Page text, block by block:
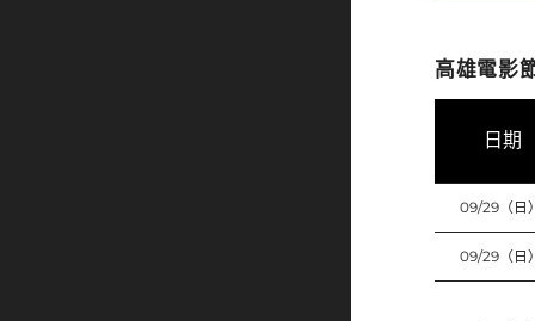
高雄電影
日期
09/29（日）
09/29（日）